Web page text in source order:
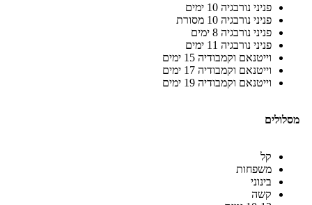
פניני נורבגיה 10 ימים
פניני נורבגיה 10 מסורת
פניני נורבגיה 8 ימים
פניני נורבגיה 11 ימים
וייטנאם וקמבודיה 15 ימים
וייטנאם וקמבודיה 17 ימים
וייטנאם וקמבודיה 19 ימים
מסלולים
קל
משפחות
בינוני
קשה